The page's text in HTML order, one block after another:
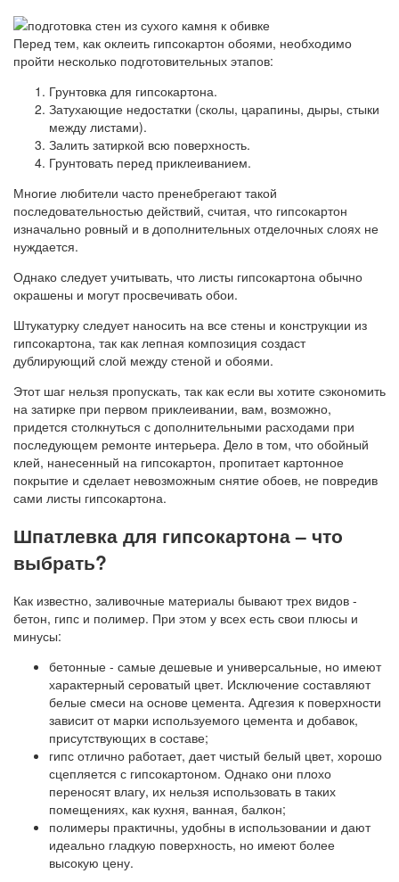
Перед тем, как оклеить гипсокартон обоями, необходимо
пройти несколько подготовительных этапов:
Грунтовка для гипсокартона.
Затухающие недостатки (сколы, царапины, дыры, стыки
между листами).
Залить затиркой всю поверхность.
Грунтовать перед приклеиванием.
Многие любители часто пренебрегают такой
последовательностью действий, считая, что гипсокартон
изначально ровный и в дополнительных отделочных слоях не
нуждается.
Однако следует учитывать, что листы гипсокартона обычно
окрашены и могут просвечивать обои.
Штукатурку следует наносить на все стены и конструкции из
гипсокартона, так как лепная композиция создаст
дублирующий слой между стеной и обоями.
Этот шаг нельзя пропускать, так как если вы хотите сэкономить
на затирке при первом приклеивании, вам, возможно,
придется столкнуться с дополнительными расходами при
последующем ремонте интерьера. Дело в том, что обойный
клей, нанесенный на гипсокартон, пропитает картонное
покрытие и сделает невозможным снятие обоев, не повредив
сами листы гипсокартона.
Шпатлевка для гипсокартона – что
выбрать?
Как известно, заливочные материалы бывают трех видов -
бетон, гипс и полимер. При этом у всех есть свои плюсы и
минусы:
бетонные - самые дешевые и универсальные, но имеют
характерный сероватый цвет. Исключение составляют
белые смеси на основе цемента. Адгезия к поверхности
зависит от марки используемого цемента и добавок,
присутствующих в составе;
гипс отлично работает, дает чистый белый цвет, хорошо
сцепляется с гипсокартоном. Однако они плохо
переносят влагу, их нельзя использовать в таких
помещениях, как кухня, ванная, балкон;
полимеры практичны, удобны в использовании и дают
идеально гладкую поверхность, но имеют более
высокую цену.